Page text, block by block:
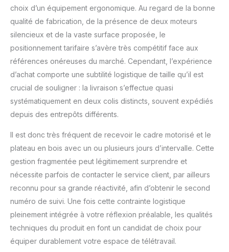
choix d’un équipement ergonomique. Au regard de la bonne
qualité de fabrication, de la présence de deux moteurs
silencieux et de la vaste surface proposée, le
positionnement tarifaire s’avère très compétitif face aux
références onéreuses du marché. Cependant, l’expérience
d’achat comporte une subtilité logistique de taille qu’il est
crucial de souligner : la livraison s’effectue quasi
systématiquement en deux colis distincts, souvent expédiés
depuis des entrepôts différents.
Il est donc très fréquent de recevoir le cadre motorisé et le
plateau en bois avec un ou plusieurs jours d’intervalle. Cette
gestion fragmentée peut légitimement surprendre et
nécessite parfois de contacter le service client, par ailleurs
reconnu pour sa grande réactivité, afin d’obtenir le second
numéro de suivi. Une fois cette contrainte logistique
pleinement intégrée à votre réflexion préalable, les qualités
techniques du produit en font un candidat de choix pour
équiper durablement votre espace de télétravail.